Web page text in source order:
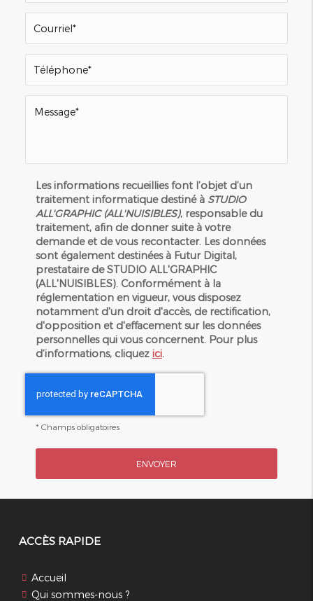
Les informations recueillies font l’objet d’un
traitement informatique destiné àSTUDIO
ALL'GRAPHIC (ALL'NUISIBLES), responsable du
traitement, afin de donner suite à votre
demande et de vous recontacter. Les données
sont également destinées à Futur Digital,
prestataire de STUDIO ALL'GRAPHIC
(ALL'NUISIBLES). Conformément à la
réglementation en vigueur, vous disposez
notamment d'un droit d'accès, de rectification,
d'opposition et d'effacement sur les données
personnelles qui vous concernent. Pour plus
d’informations, cliquez ici.
* Champs obligatoires
ACCÈS RAPIDE
Accueil
Qui sommes-nous ?